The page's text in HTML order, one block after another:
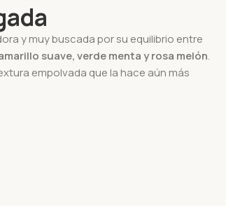
y muy buscada por su equilibrio entre
suave, verde menta y rosa melón.
empolvada que la hace aún más